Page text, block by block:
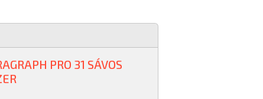
PRO 31 SÁVOS